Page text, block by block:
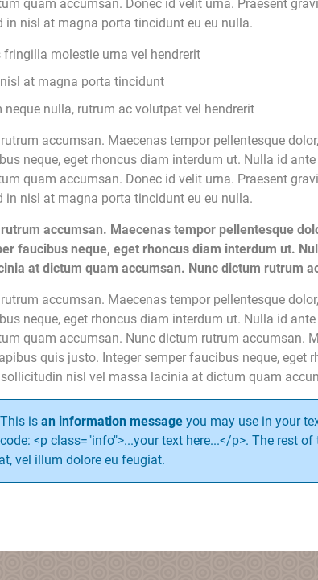
quam accumsan. Donec id velit urna. Praesent
in nisl at magna porta tincidunt eu eu nulla.
fringilla molestie urna vel hendrerit
at magna porta tincidunt
neque nulla, rutrum ac volutpat vel hendrerit
accumsan. Maecenas tempor pellentesque
neque, eget rhoncus diam interdum ut. Nulla id
quam accumsan. Donec id velit urna. Praesent
in nisl at magna porta tincidunt eu eu nulla.
accumsan. Maecenas tempor pellentesque
faucibus neque, eget rhoncus diam interdum ut.
at dictum quam accumsan. Nunc dictum rutrum
accumsan. Maecenas tempor pellentesque
neque, eget rhoncus diam interdum ut. Nulla id
quam accumsan. Nunc dictum rutrum accumsan.
quis justo. Integer semper faucibus neque,
sollicitudin nisl vel massa lacinia at dictum quam
This is an information message you may use in your
code: <p class="info">...your text here...</p>. The rest
vel illum dolore eu feugiat.